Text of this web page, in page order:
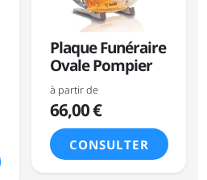
Plaque Funéraire
Ovale Pompier
à partir de
66,00 €
CONSULTER